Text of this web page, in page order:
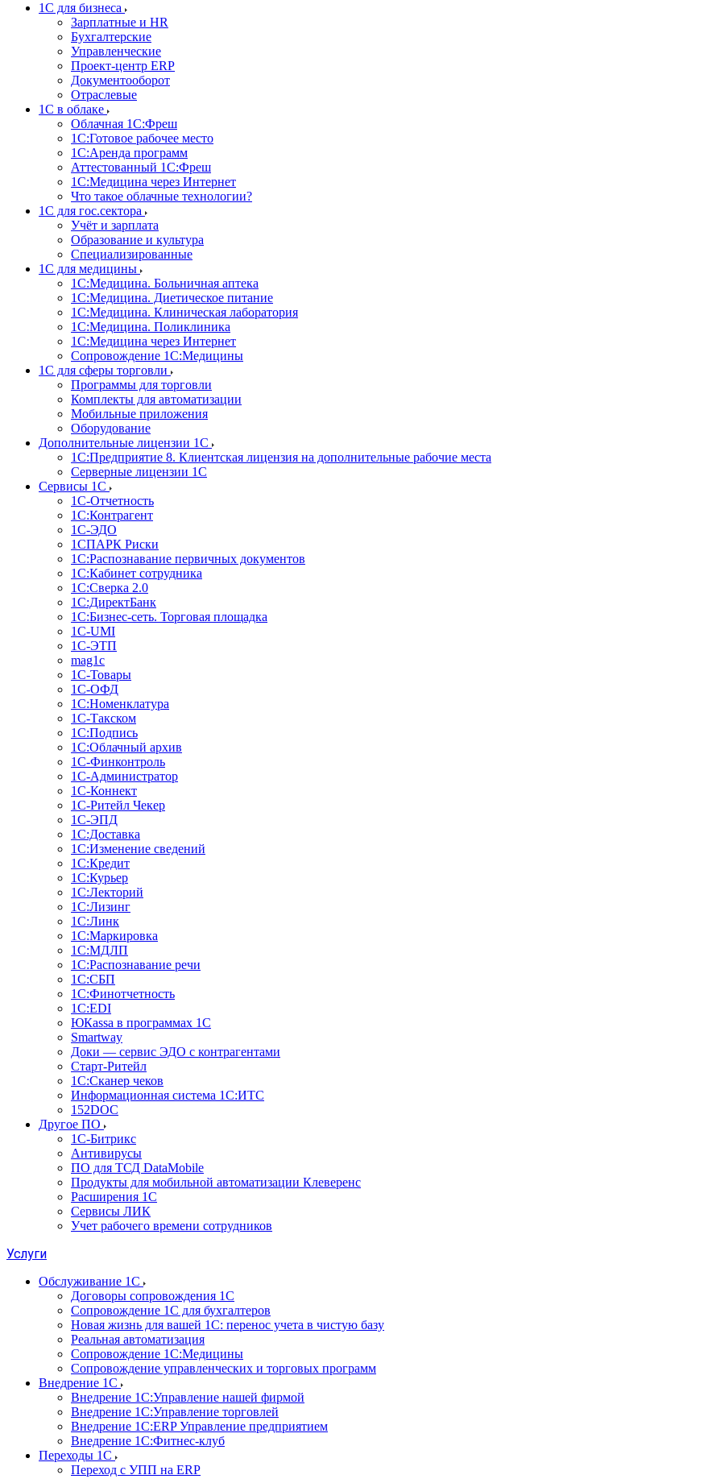
1С для бизнеса
Зарплатные и HR
Бухгалтерские
Управленческие
Проект-центр ERP
Документооборот
Отраслевые
1C в облаке
Облачная 1С:Фреш
1С:Готовое рабочее место
1C:Аренда программ
Аттестованный 1С:Фреш
1С:Медицина через Интернет
Что такое облачные технологии?
1С для гос.сектора
Учёт и зарплата
Образование и культура
Специализированные
1С для медицины
1С:Медицина. Больничная аптека
1С:Медицина. Диетическое питание
1С:Медицина. Клиническая лаборатория
1С:Медицина. Поликлиника
1С:Медицина через Интернет
Сопровождение 1С:Медицины
1С для сферы торговли
Программы для торговли
Комплекты для автоматизации
Мобильные приложения
Оборудование
Дополнительные лицензии 1С
1С:Предприятие 8. Клиентская лицензия на дополнительные рабочие места
Серверные лицензии 1С
Сервисы 1С
1С-Отчетность
1С:Контрагент
1С-ЭДО
1СПАРК Риски
1С:Распознавание первичных документов
1С:Кабинет сотрудника
1С:Сверка 2.0
1С:ДиректБанк
1С:Бизнес-сеть. Торговая площадка
1С-UMI
1С-ЭТП
mag1c
1С-Товары
1С-ОФД
1С:Номенклатура
1С-Такском
1С:Подпись
1С:Облачный архив
1С-Финконтроль
1С-Администратор
1С-Коннект
1С-Ритейл Чекер
1С-ЭПД
1С:Доставка
1С:Изменение сведений
1С:Кредит
1С:Курьер
1С:Лекторий
1С:Лизинг
1С:Линк
1С:Маркировка
1С:МДЛП
1С:Распознавание речи
1С:СБП
1С:Финотчетность
1С:EDI
ЮКаssа в программах 1С
Smartway
Доки — сервис ЭДО с контрагентами
Старт-Ритейл
1С:Сканер чеков
Информационная система 1С:ИТС
152DOC
Другое ПО
1С-Битрикс
Антивирусы
ПО для ТСД DataMobile
Продукты для мобильной автоматизации Клеверенс
Расширения 1С
Сервисы ЛИК
Учет рабочего времени сотрудников
Услуги
Обслуживание 1С
Договоры сопровождения 1С
Сопровождение 1С для бухгалтеров
Новая жизнь для вашей 1С: перенос учета в чистую базу
Реальная автоматизация
Сопровождение 1С:Медицины
Сопровождение управленческих и торговых программ
Внедрение 1С
Внедрение 1С:Управление нашей фирмой
Внедрение 1С:Управление торговлей
Внедрение 1С:ERP Управление предприятием
Внедрение 1С:Фитнес-клуб
Переходы 1С
Переход с УПП на ERP